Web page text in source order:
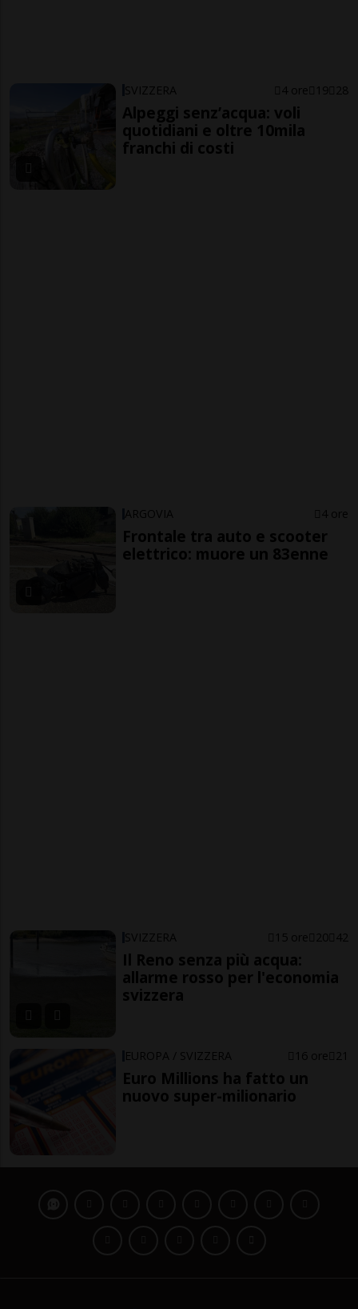
SVIZZERA 4 ore 19 28
Alpeggi senz’acqua: voli
quotidiani e oltre 10mila
franchi di costi
ARGOVIA 4 ore
Frontale tra auto e scooter
elettrico: muore un 83enne
SVIZZERA 15 ore 20 42
Il Reno senza più acqua:
allarme rosso per l'economia
svizzera
EUROPA / SVIZZERA 16 ore 21
Euro Millions ha fatto un
nuovo super-milionario